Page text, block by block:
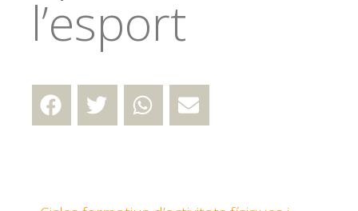
l’esport